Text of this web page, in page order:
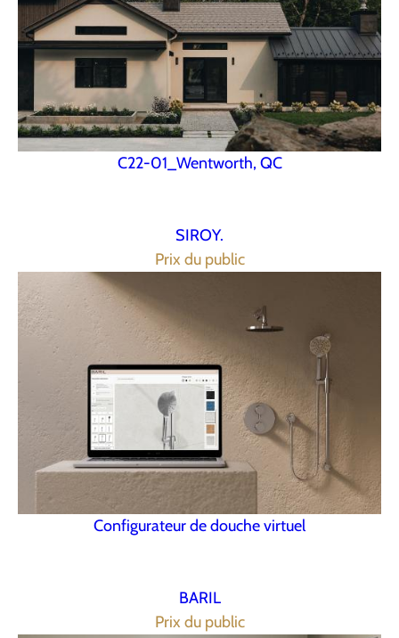
C22-01_Wentworth, QC
SIROY.
Prix du public
Configurateur de douche virtuel
BARIL
Prix du public